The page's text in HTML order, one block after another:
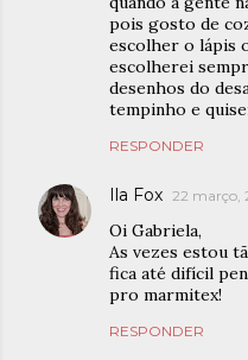
pois gosto de
escolher o lápis
escolherei
desenhos do
tempinho e
RESPONDER
Ila Fox 22 março,
Oi Gabriela,
As vezes estou
fica até difícil
pro marmitex!
RESPONDER